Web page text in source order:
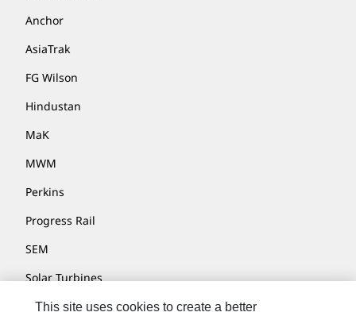
Anchor
AsiaTrak
FG Wilson
Hindustan
MaK
MWM
Perkins
Progress Rail
SEM
Solar Turbines
SPM Oil & Gas
This site uses cookies to create a better